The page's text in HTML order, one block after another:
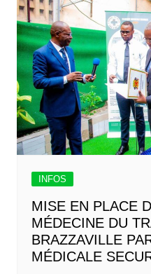
INFOS
MISE EN PLACE
MÉDECINE DU
BRAZZAVILLE
MÉDICALE